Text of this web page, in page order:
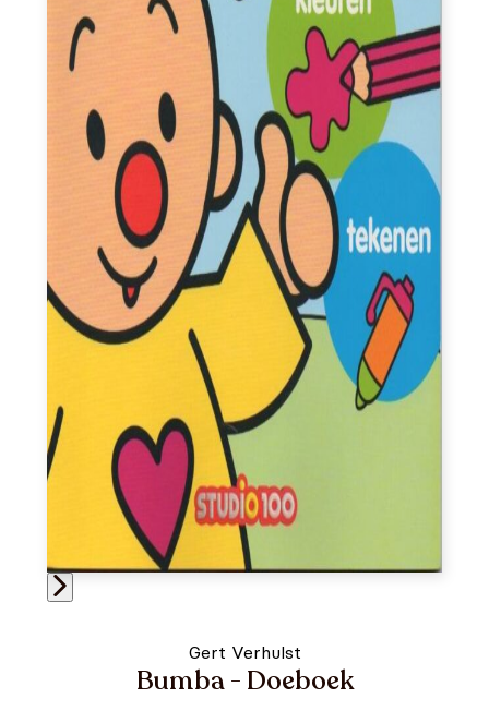
Gert Verhulst
Bumba - Doeboek